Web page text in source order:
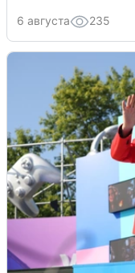
6 августа 235